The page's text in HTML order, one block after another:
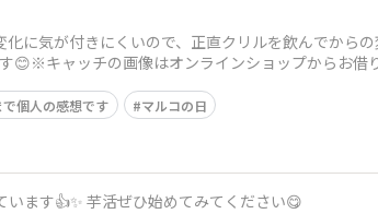
に気が付きにくいので、正直クリルを飲んでから
😊※キャッチの画像はオンラインショップからお借
で個人の感想です マルコの日
ます👍✨ 芋活ぜひ始めてみてください😋